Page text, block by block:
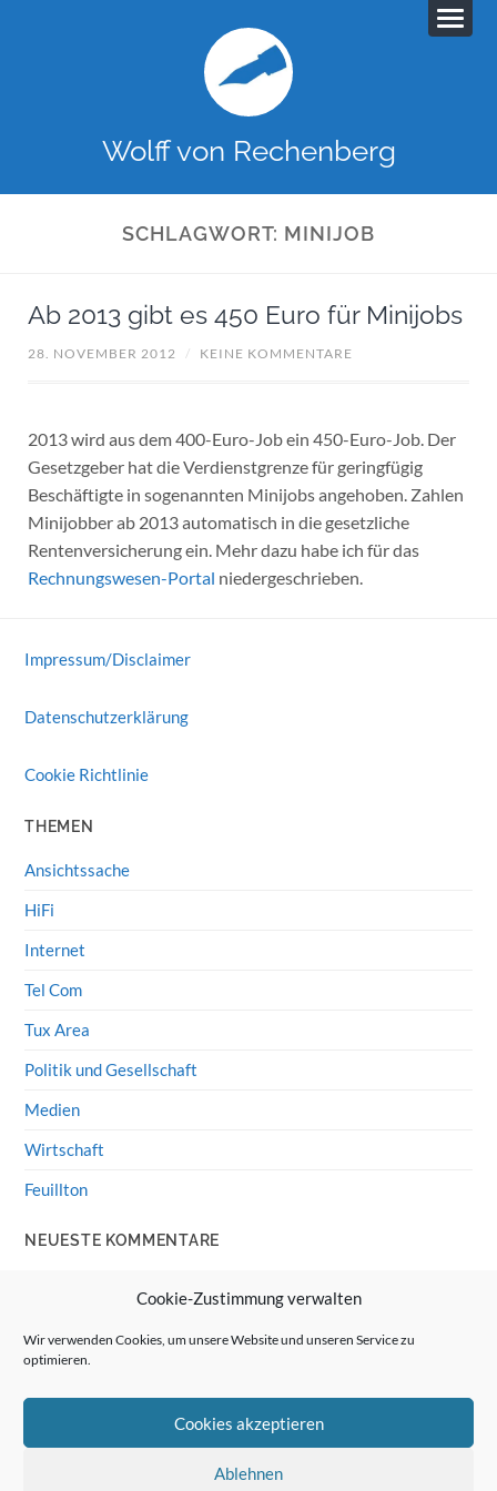
Cookie-Zustimmung verwalten
Wir verwenden Cookies, um unsere Website und unseren Service zu
optimieren.
Cookies akzeptieren
Ablehnen
Wolff von Rechenberg
SCHLAGWORT: MINIJOB
Ab 2013 gibt es 450 Euro für Minijobs
28. NOVEMBER 2012 / KEINE KOMMENTARE
2013 wird aus dem 400-Euro-Job ein 450-Euro-Job. Der
Gesetzgeber hat die Verdienstgrenze für geringfügig
Beschäftigte in sogenannten Minijobs angehoben. Zahlen
Minijobber ab 2013 automatisch in die gesetzliche
Rentenversicherung ein. Mehr dazu habe ich für das
Rechnungswesen-Portal niedergeschrieben.
Impressum/Disclaimer
Datenschutzerklärung
Cookie Richtlinie
THEMEN
Ansichtssache
HiFi
Internet
Tel Com
Tux Area
Politik und Gesellschaft
Medien
Wirtschaft
Feuillton
NEUESTE KOMMENTARE
Wolff von Rechenberg
Linux Mint: Google Drive integrieren
HiFi-Klassiker: Celestion 3